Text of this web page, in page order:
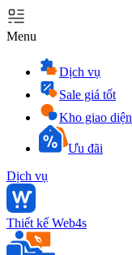
Menu
Dịch vụ
Sale giá tốt
Kho giao diện
Ưu đãi
Dịch vụ
Thiết kế Web4s